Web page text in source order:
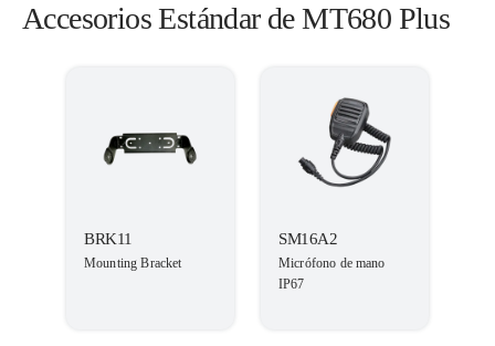
Accesorios Estándar de MT680 Plus
BRK11
Mounting Bracket
SM16A2
Micrófono de mano
IP67